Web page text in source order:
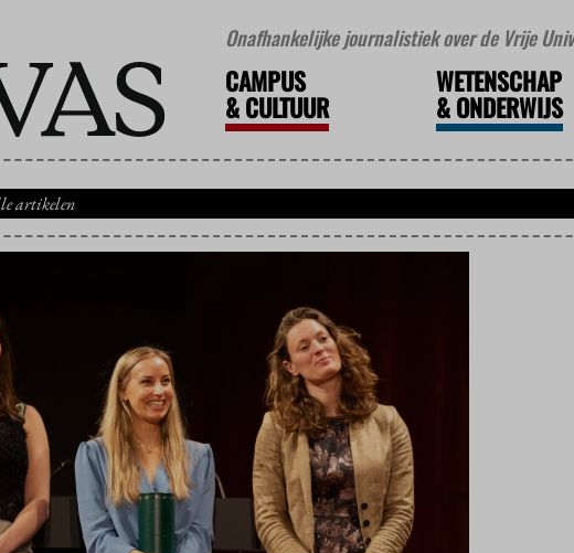
Onafhankelijke journalistiek over de Vrije
CAMPUS
&CULTUUR
WETENSCHAP
&ONDERWIJS